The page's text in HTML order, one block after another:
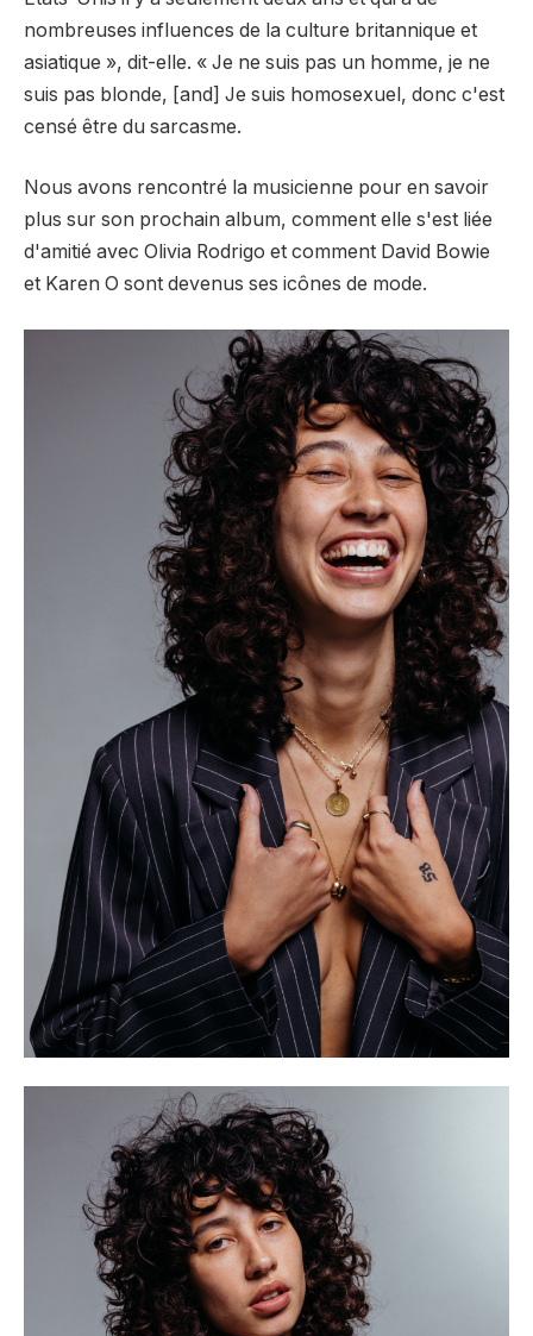
nombreuses influences de la culture britannique et
asiatique », dit-elle. « Je ne suis pas un homme, je ne
suis pas blonde, [and] Je suis homosexuel, donc c'est
censé être du sarcasme.
Nous avons rencontré la musicienne pour en savoir
plus sur son prochain album, comment elle s'est liée
d'amitié avec Olivia Rodrigo et comment David Bowie
et Karen O sont devenus ses icônes de mode.